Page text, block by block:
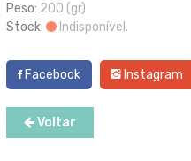
Peso: 200 (gr)
Stock:
Indisponível.
Facebook Instagram
Voltar